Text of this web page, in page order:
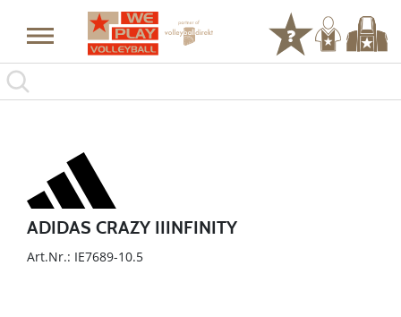
ADIDAS CRAZY IIINFINITY
Art.Nr.: IE7689-10.5